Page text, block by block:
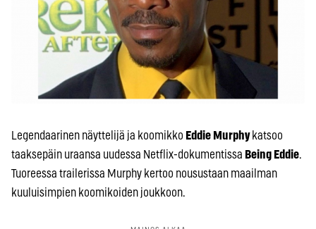
Legendaarinen näyttelijä ja koomikko Eddie Murphykatsoo
taaksepäin uraansa uudessa Netflix-dokumentissa Being Eddie.
Tuoreessa trailerissa Murphy kertoo nousustaan maailman
kuuluisimpien koomikoiden joukkoon.